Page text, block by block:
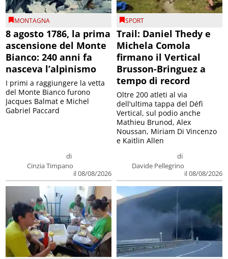
MONTAGNA
8 agosto 1786, la prima
ascensione del Monte
Bianco: 240 anni fa
nasceva l’alpinismo
di
Cinzia Timpano
il 08/08/2026
I primi a raggiungere la vetta
del Monte Bianco furono
Jacques Balmat e Michel
Gabriel Paccard
SPORT
Trail: Daniel Thedy e
Michela Comola
firmano il Vertical
Brusson-Bringuez a
tempo di record
di
Davide Pellegrino
il 08/08/2026
Oltre 200 atleti al via
dell'ultima tappa del Défì
Vertical, sul podio anche
Mathieu Brunod, Alex
Noussan, Miriam Di Vincenzo
e Kaitlin Allen